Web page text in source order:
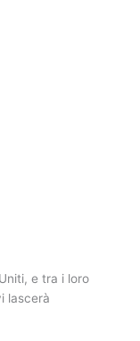
e tra i loro
lascerà